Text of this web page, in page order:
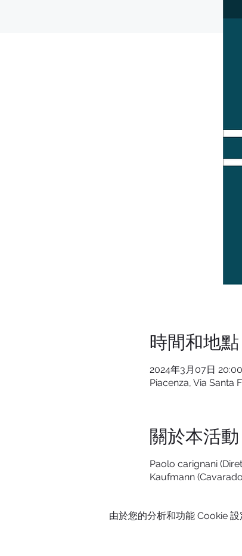
時間和地點
2024年3月07日
Piacenza, Via Santa
關於本活動
Paolo carignani
Kaufmann
由於您的分析和功能 Cookie